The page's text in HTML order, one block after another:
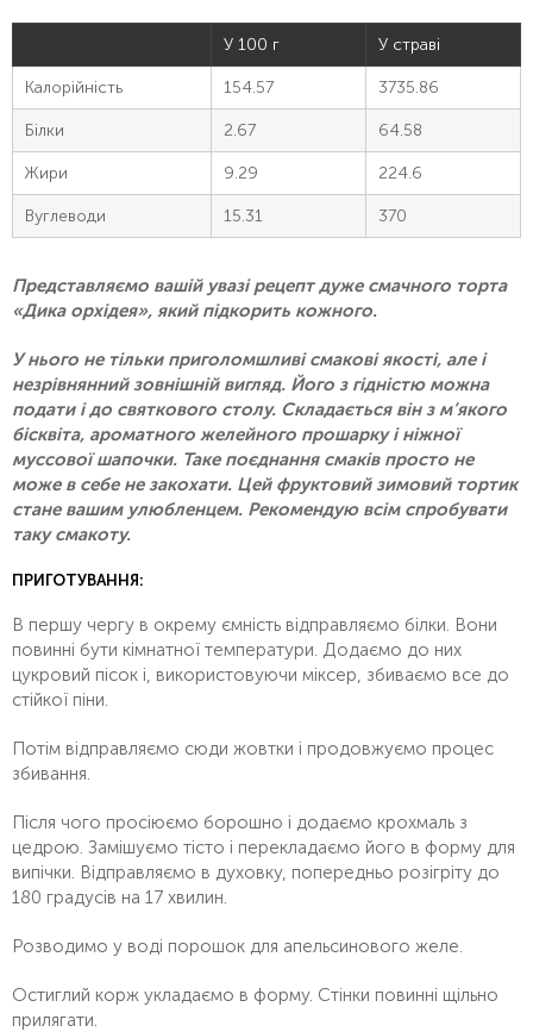
У 100 г У страві
Калорійність 154.57 3735.86
Білки 2.67 64.58
Жири 9.29 224.6
Вуглеводи 15.31 370
Представляємо вашій увазі рецепт дуже смачного торта
«Дика орхідея», який підкорить кожного.
У нього не тільки приголомшливі смакові якості, але і
незрівнянний зовнішній вигляд. Його з гідністю можна
подати і до святкового столу. Складається він з м’якого
бісквіта, ароматного желейного прошарку і ніжної
муссової шапочки. Таке поєднання смаків просто не
може в себе не закохати. Цей фруктовий зимовий тортик
стане вашим улюбленцем. Рекомендую всім спробувати
таку смакоту.
ПРИГОТУВАННЯ:
В першу чергу в окрему ємність відправляємо білки. Вони
повинні бути кімнатної температури. Додаємо до них
цукровий пісок і, використовуючи міксер, збиваємо все до
стійкої піни.
Потім відправляємо сюди жовтки і продовжуємо процес
збивання.
Після чого просіюємо борошно і додаємо крохмаль з
цедрою. Замішуємо тісто і перекладаємо його в форму для
випічки. Відправляємо в духовку, попередньо розігріту до
180 градусів на 17 хвилин.
Розводимо у воді порошок для апельсинового желе.
Остиглий корж укладаємо в форму. Стінки повинні щільно
прилягати.